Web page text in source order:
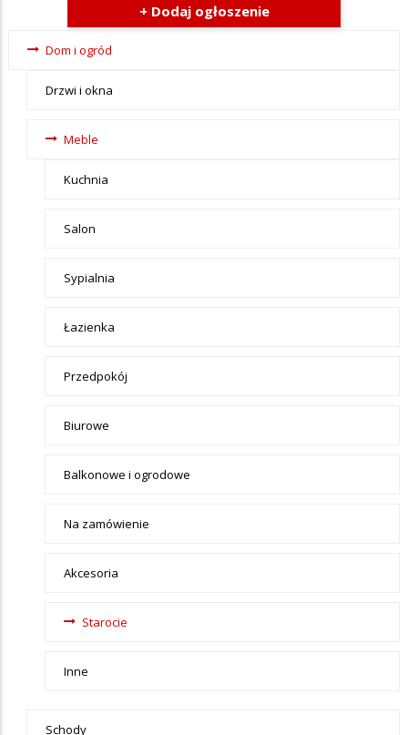
+ Dodaj ogłoszenie
Ogłoszenia
menu-Dom
Dom i ogród
Drzwi i okna
Meble
Kuchnia
Salon
Sypialnia
Łazienka
Przedpokój
Biurowe
Balkonowe i ogrodowe
Na zamówienie
Akcesoria
Starocie
Inne
Schody